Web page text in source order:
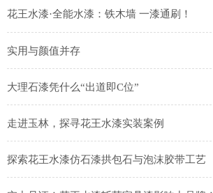
花王水漆·全能水漆：铁木墙 一漆通刷！
实用与颜值并存
大理石漆凭什么“出道即C位”
走进玉林，探寻花王水漆实装案例
探索花王水漆仿石漆拱包石与泡沫胶带工艺